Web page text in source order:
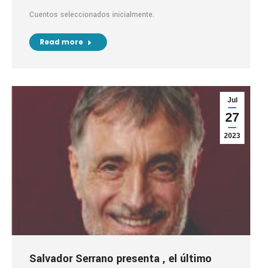
Cuentos seleccionados inicialmente.
Read more
Jul
27
2023
Salvador Serrano presenta , el último